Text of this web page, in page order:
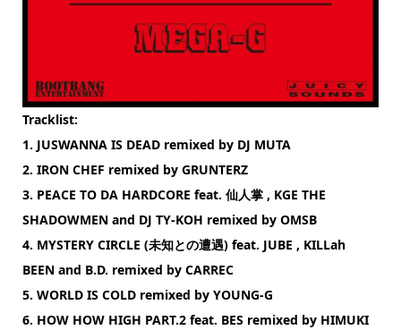
Tracklist:
1. JUSWANNA IS DEAD remixed by DJ MUTA
2. IRON CHEF remixed by GRUNTERZ
3. PEACE TO DA HARDCORE feat. 仙人掌 , KGE THE
SHADOWMEN and DJ TY-KOH remixed by OMSB
4. MYSTERY CIRCLE (未知との遭遇) feat. JUBE , KILLah
BEEN and B.D. remixed by CARREC
5. WORLD IS COLD remixed by YOUNG-G
6. HOW HOW HIGH PART.2 feat. BES remixed by HIMUKI